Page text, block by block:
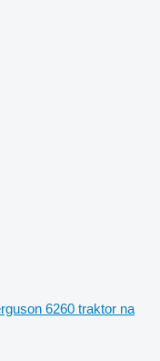
6260 traktor na